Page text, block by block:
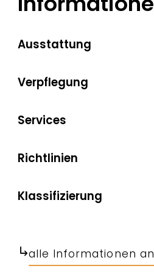
Ausstattung
Verpflegung
Services
Richtlinien
Klassifizierung
alle Informationen